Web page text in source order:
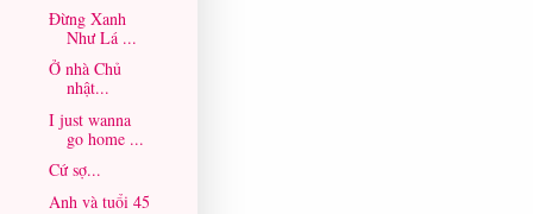
Đừng Xanh
Như Lá ...
Ở nhà Chủ
nhật...
I just wanna
go home ...
Cứ sợ...
Anh và tuổi 45